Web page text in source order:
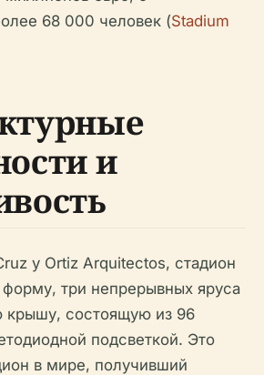
68 000 человек (Stadium
и
y Ortiz Arquitectos, стадион
три непрерывных яруса
крышу, состоящую из 96
подсветкой. Это
в мире, получивший